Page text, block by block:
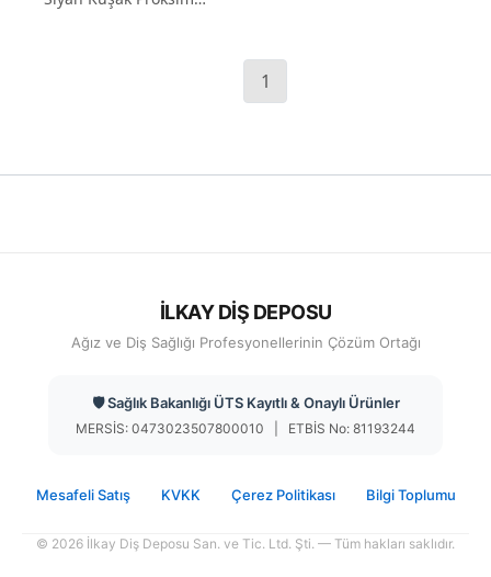
1
İLKAY DİŞ DEPOSU
Ağız ve Diş Sağlığı Profesyonellerinin Çözüm Ortağı
🛡️ Sağlık Bakanlığı ÜTS Kayıtlı & Onaylı Ürünler
MERSİS: 0473023507800010 | ETBİS No: 81193244
Mesafeli Satış KVKK Çerez Politikası Bilgi Toplumu
© 2026 İlkay Diş Deposu San. ve Tic. Ltd. Şti. — Tüm hakları saklıdır.